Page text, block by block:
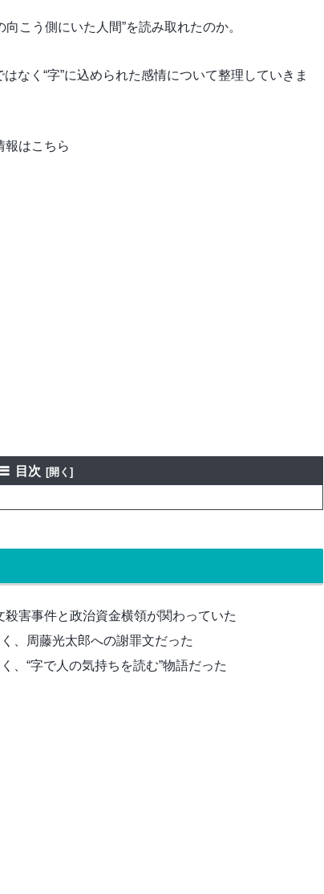
こう側にいた人間”を読み取れたのか。
なく“字”に込められた感情について整理していきま
報はこちら
目次
害事件と政治資金横領が関わっていた
、周藤光太郎への謝罪文だった
、“字で人の気持ちを読む”物語だった